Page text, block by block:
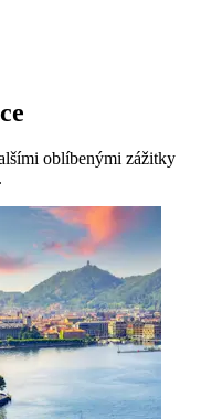
oblíbenými zážitky